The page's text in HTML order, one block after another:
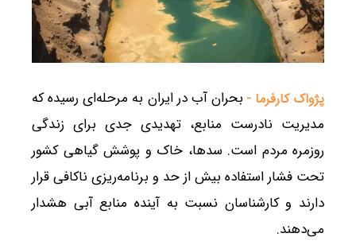
پژواک کارفرما - بحران آب در ایران به مرحله‌ای رسیده که
مدیریت نادرست منابع، تهدیدی جدی برای زندگی
روزمره مردم است. سدها، خاک و پوشش گیاهی کشور
تحت فشار استفاده بیش از حد و برنامه‌ریزی ناکافی قرار
دارند و کارشناسان نسبت به آینده منابع آبی هشدار
می‌دهند.